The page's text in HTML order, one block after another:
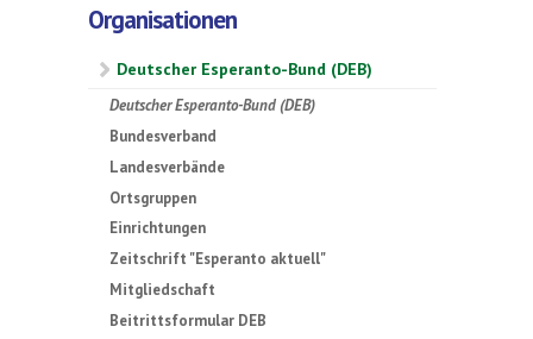
Organisationen
Deutscher Esperanto-Bund (DEB)
Deutscher Esperanto-Bund (DEB)
Bundesverband
Landesverbände
Ortsgruppen
Einrichtungen
Zeitschrift "Esperanto aktuell"
Mitgliedschaft
Beitrittsformular DEB